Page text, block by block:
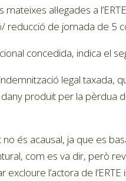
mateixes al·legades a
reducció de jornada de 5
concedida, indica el
legal
produït per la pèrdua
és acausal, ja que es
com es va dir, però
l’actora de